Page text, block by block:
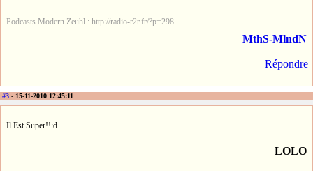
Podcasts Modern Zeuhl : http://radio-r2r.fr/?p=298
MthS-MlndN
Répondre
#3 - 15-11-2010 12:45:11
Il Est Super!!:d
LOLO